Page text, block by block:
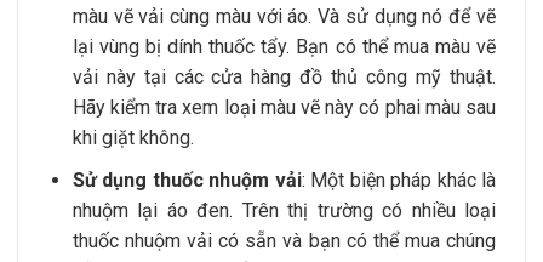
màu vẽ vải cùng màu với áo. Và sử dụng nó để vẽ
lại vùng bị dính thuốc tẩy. Bạn có thể mua màu vẽ
vải này tại các cửa hàng đồ thủ công mỹ thuật.
Hãy kiểm tra xem loại màu vẽ này có phai màu sau
khi giặt không.
Sử dụng thuốc nhuộm vải: Một biện pháp khác là
nhuộm lại áo đen. Trên thị trường có nhiều loại
thuốc nhuộm vải có sẵn và bạn có thể mua chúng